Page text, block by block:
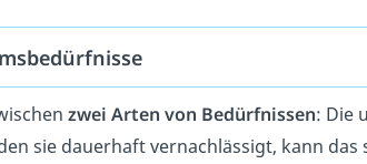
zwei Arten von Bedürfnissen: Die
sie dauerhaft vernachlässigt, kann